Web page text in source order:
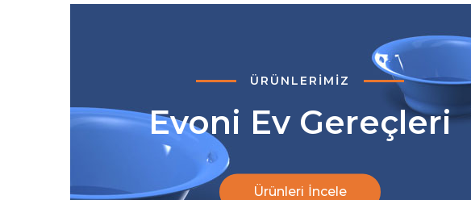
ÜRÜNLERIMIZ
Evoni Ev Gereçleri
Ürünleri İncele